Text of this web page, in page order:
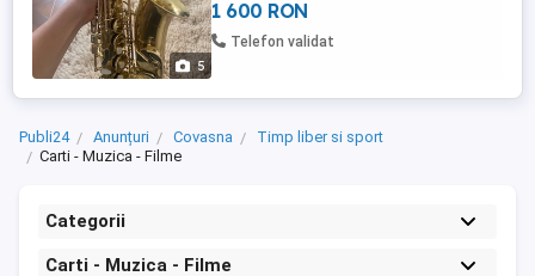
5
de 1.600 de lei, negociabil. Pentru detalii,
mă puteți contacta la numărul tău de
1 600 RON
Telefon validat
Publi24 Anunțuri Covasna
Timp liber si sport
Carti - Muzica - Filme
Categorii
Carti - Muzica - Filme